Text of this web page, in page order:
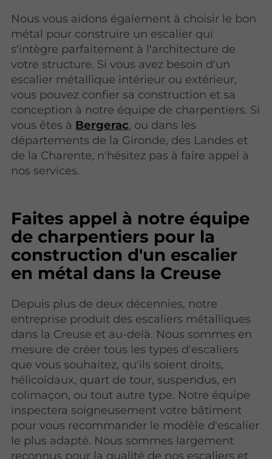
Nous vous aidons également à choisir le bon
métal pour construire un escalier qui
s'intègre parfaitement à l'architecture de
votre structure. Si vous avez besoin d'un
escalier métallique intérieur ou extérieur,
vous pouvez confier sa construction et sa
conception à notre équipe de charpentiers. Si
vous êtes à Bergerac, ou dans les
départements de la Gironde, des Landes et
de la Charente, n'hésitez pas à faire appel à
nos services.
Faites appel à notre équipe
de charpentiers pour la
construction d'un escalier
en métal dans la Creuse
Depuis plus de deux décennies, notre
entreprise produit des escaliers métalliques
dans la Creuse et au-delà. Nous sommes en
mesure de créer tous les types d'escaliers
que vous souhaitez, qu'ils soient droits,
hélicoïdaux, quart de tour, suspendus, en
colimaçon, ou tout autre type. Notre équipe
inspectera soigneusement votre bâtiment
pour vous recommander le modèle d'escalier
le plus adapté. Nous sommes largement
reconnus pour la qualité de nos escaliers et